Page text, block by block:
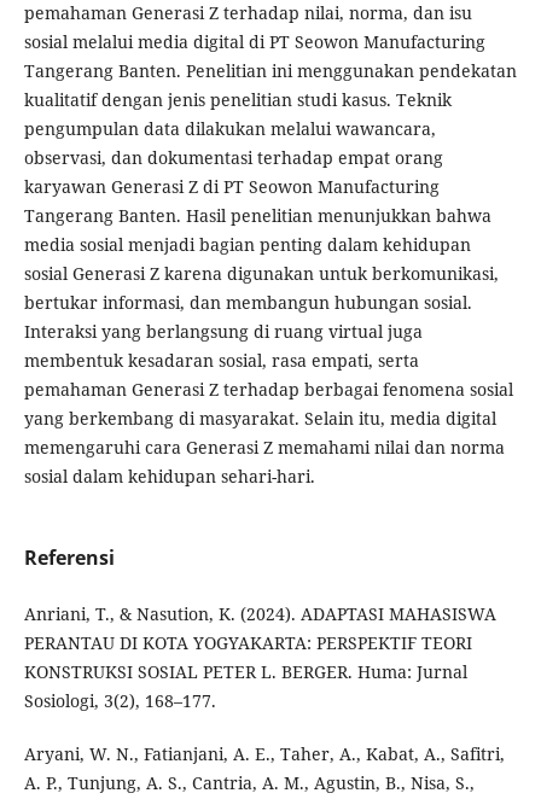
pemahaman Generasi Z terhadap nilai, norma, dan isu
sosial melalui media digital di PT Seowon Manufacturing
Tangerang Banten. Penelitian ini menggunakan pendekatan
kualitatif dengan jenis penelitian studi kasus. Teknik
pengumpulan data dilakukan melalui wawancara,
observasi, dan dokumentasi terhadap empat orang
karyawan Generasi Z di PT Seowon Manufacturing
Tangerang Banten. Hasil penelitian menunjukkan bahwa
media sosial menjadi bagian penting dalam kehidupan
sosial Generasi Z karena digunakan untuk berkomunikasi,
bertukar informasi, dan membangun hubungan sosial.
Interaksi yang berlangsung di ruang virtual juga
membentuk kesadaran sosial, rasa empati, serta
pemahaman Generasi Z terhadap berbagai fenomena sosial
yang berkembang di masyarakat. Selain itu, media digital
memengaruhi cara Generasi Z memahami nilai dan norma
sosial dalam kehidupan sehari-hari.
Referensi
Anriani, T., & Nasution, K. (2024). ADAPTASI MAHASISWA
PERANTAU DI KOTA YOGYAKARTA: PERSPEKTIF TEORI
KONSTRUKSI SOSIAL PETER L. BERGER. Huma: Jurnal
Sosiologi, 3(2), 168–177.
Aryani, W. N., Fatianjani, A. E., Taher, A., Kabat, A., Safitri,
A. P., Tunjung, A. S., Cantria, A. M., Agustin, B., Nisa, S.,